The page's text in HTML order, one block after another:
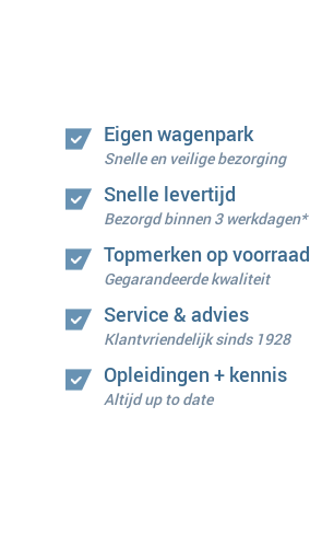
Eigen wagenpark
Snelle en veilige bezorging
Snelle levertijd
Bezorgd binnen 3 werkdagen*
Topmerken op voorraad
Gegarandeerde kwaliteit
Service & advies
Klantvriendelijk sinds 1928
Opleidingen + kennis
Altijd up to date